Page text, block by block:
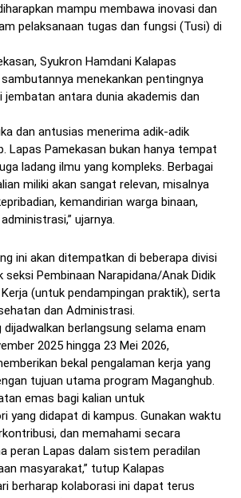
mampu membawa inovasi dan
pelaksanaan tugas dan fungsi (Tusi) di
Syukron Hamdani Kalapas
menekankan pentingnya
jembatan antara dunia akademis dan
dan antusias menerima adik-adik
Lapas Pamekasan bukan hanya tempat
ladang ilmu yang kompleks. Berbagai
miliki akan sangat relevan, misalnya
kemandirian warga binaan,
ujarnya.
ini akan ditempatkan di beberapa divisi
Pembinaan Narapidana/Anak Didik
(untuk pendampingan praktik), serta
dan Administrasi.
berlangsung selama enam
2025 hingga 23 Mei 2026,
bekal pengalaman kerja yang
tujuan utama program Maganghub.
emas bagi kalian untuk
yang didapat di kampus. Gunakan waktu
dan memahami secara
peran Lapas dalam sistem peradilan
masyarakat,” tutup Kalapas
berharap kolaborasi ini dapat terus